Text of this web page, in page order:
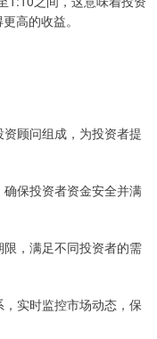
高的收益。
顾问组成，为投资者提
保投资者资金安全并满
，满足不同投资者的需
实时监控市场动态，保